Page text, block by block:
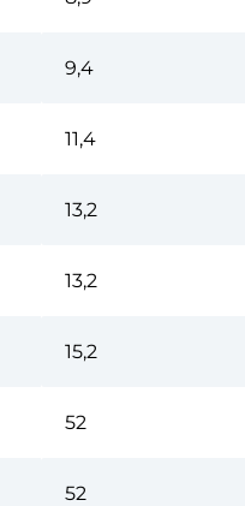
9,4
11,4
13,2
13,2
15,2
52
52